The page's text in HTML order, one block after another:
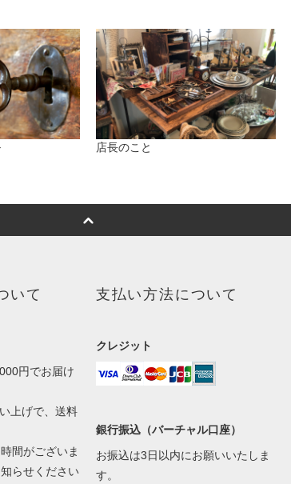
店長のこと
いて
円でお届け
上げで、送料
間がございま
らせください
支払い方法について
クレジット
銀行振込（バーチャル口座）
お振込は3日以内にお願いいたしま
す。